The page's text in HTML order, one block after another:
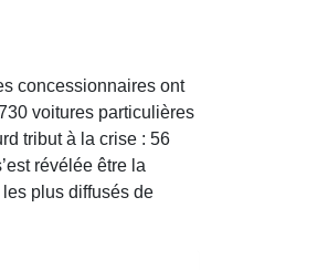
concessionnaires ont
voitures particulières
tribut à la crise : 56
révélée être la
plus diffusés de